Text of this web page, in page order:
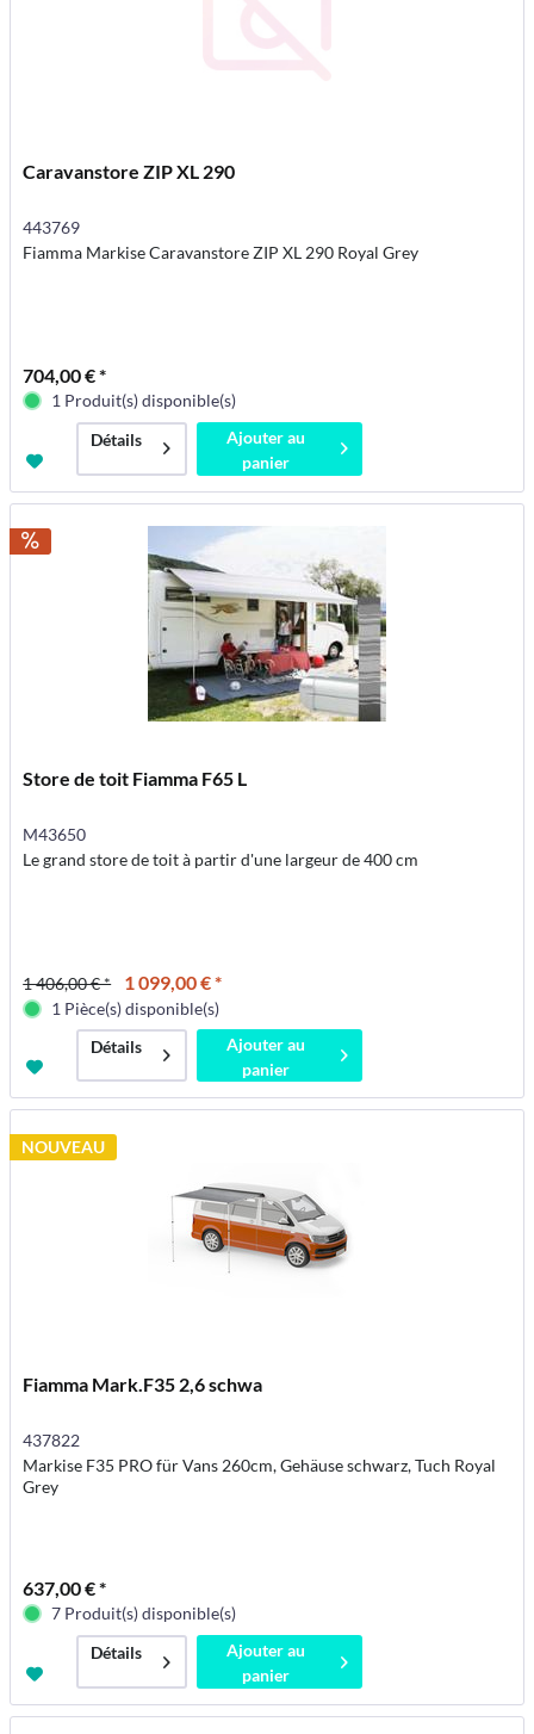
Caravanstore ZIP XL 290
443769
Fiamma Markise Caravanstore ZIP XL 290 Royal Grey
704,00 € *
1 Produit(s) disponible(s)
Détails
Ajouter au
panier
Store de toit Fiamma F65 L
M43650
Le grand store de toit à partir d'une largeur de 400 cm
1 406,00 € * 1 099,00 € *
1 Pièce(s) disponible(s)
Détails
Ajouter au
panier
NOUVEAU
Fiamma Mark.F35 2,6 schwa
437822
Markise F35 PRO für Vans 260cm, Gehäuse schwarz, Tuch Royal
Grey
637,00 € *
7 Produit(s) disponible(s)
Détails
Ajouter au
panier